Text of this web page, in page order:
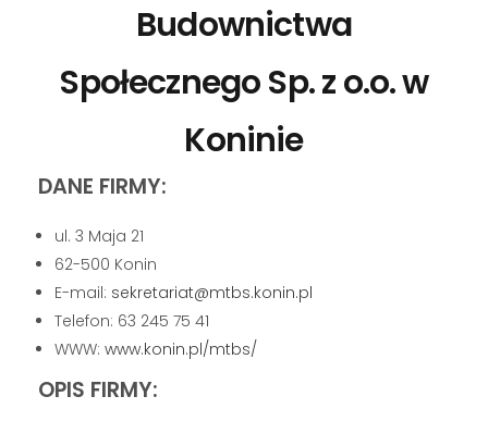
Budownictwa
Społecznego Sp. z o.o. w
Koninie
DANE FIRMY:
ul. 3 Maja 21
62-500 Konin
E-mail: sekretariat@mtbs.konin.pl
Telefon: 63 245 75 41
WWW:www.konin.pl/mtbs/
OPIS FIRMY: